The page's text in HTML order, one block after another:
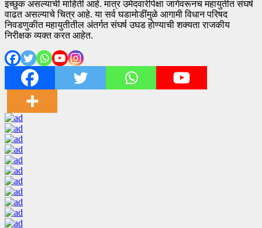
इच्छुक असल्याची माहिती आहे. मात्र उमेदवारीपेक्षा जागेवरूनच महायुतीत संघर्ष
वाढत असल्याचे चित्र आहे. या सर्व घडामोडींमुळे आगामी विधान परिषद
निवडणुकीत महायुतीतील अंतर्गत संघर्ष उघड होण्याची शक्यता राजकीय
निरीक्षक व्यक्त करत आहेत.